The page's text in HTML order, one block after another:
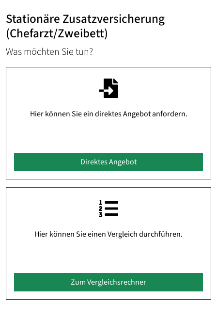
Stationäre Zusatzversicherung
(Chefarzt/Zweibett)
Was möchten Sie tun?
Hier können Sie ein direktes Angebot anfordern.
Direktes Angebot
Hier können Sie einen Vergleich durchführen.
Zum Vergleichsrechner